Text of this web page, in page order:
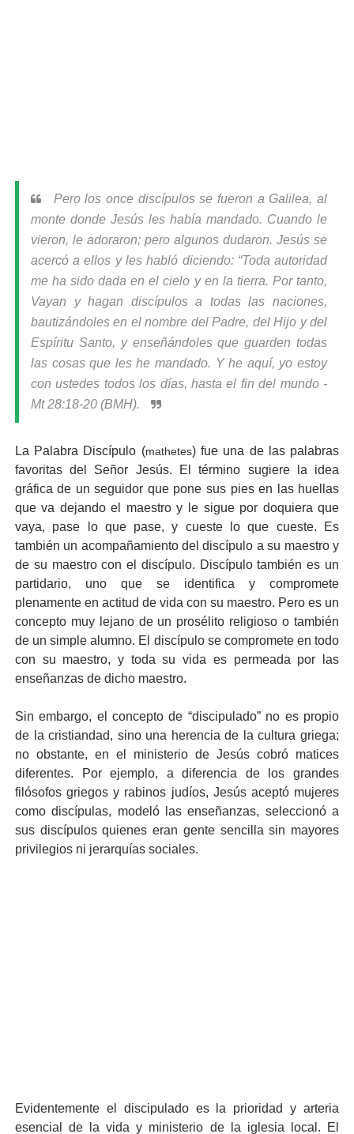
Pero los once discípulos se fueron a Galilea, al
monte donde Jesús les había mandado. Cuando le
vieron, le adoraron; pero algunos dudaron. Jesús se
acercó a ellos y les habló diciendo: “Toda autoridad
me ha sido dada en el cielo y en la tierra. Por tanto,
Vayan y hagan discípulos a todas las naciones,
bautizándoles en el nombre del Padre, del Hijo y del
Espíritu Santo, y enseñándoles que guarden todas
las cosas que les he mandado. Y he aquí, yo estoy
con ustedes todos los días, hasta el fin del mundo -
Mt 28:18-20 (BMH).
La Palabra Discípulo (mathetes) fue una de las palabras
favoritas del Señor Jesús. El término sugiere la idea
gráfica de un seguidor que pone sus pies en las huellas
que va dejando el maestro y le sigue por doquiera que
vaya, pase lo que pase, y cueste lo que cueste. Es
también un acompañamiento del discípulo a su maestro y
de su maestro con el discípulo. Discípulo también es un
partidario, uno que se identifica y compromete
plenamente en actitud de vida con su maestro. Pero es un
concepto muy lejano de un prosélito religioso o también
de un simple alumno. El discípulo se compromete en todo
con su maestro, y toda su vida es permeada por las
enseñanzas de dicho maestro.
Sin embargo, el concepto de “discipulado” no es propio
de la cristiandad, sino una herencia de la cultura griega;
no obstante, en el ministerio de Jesús cobró matices
diferentes. Por ejemplo, a diferencia de los grandes
filósofos griegos y rabinos judíos, Jesús aceptó mujeres
como discípulas, modeló las enseñanzas, seleccionó a
sus discípulos quienes eran gente sencilla sin mayores
privilegios ni jerarquías sociales.
Evidentemente el discipulado es la prioridad y arteria
esencial de la vida y ministerio de la iglesia local. El